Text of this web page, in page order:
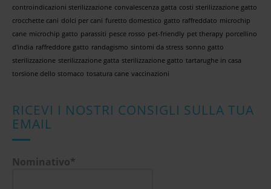
controindicazioni sterilizzazione convalescenza gatta costi sterilizzazione gatto
crocchette cani dolci per cani furetto domestico gatto raffreddato microchip
cane microchip gatto parassiti pesce rosso pet-friendly pet therapy porcellino
d'india raffreddore gatto randagismo sintomi da stress sonno gatto
sterilizzazione sterilizzazione gatta sterilizzazione gatto tartarughe in casa
torsione dello stomaco tosatura cane vaccinazioni
RICEVI I NOSTRI CONSIGLI SULLA TUA
EMAIL
Nominativo*